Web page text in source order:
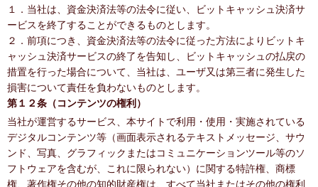
１．当社は、資金決済法等の法令に従い、ビットキャッシュ決済サ
ービスを終了することができるものとします。
２．前項につき、資金決済法等の法令に従った方法によりビットキ
ャッシュ決済サービスの終了を告知し、ビットキャッシュの払戻の
措置を行った場合について、当社は、ユーザ又は第三者に発生した
損害について責任を負わないものとします。
第１２条（コンテンツの権利）
当社が運営するサービス、本サイトで利用・使用・実施されている
デジタルコンテンツ等（画面表示されるテキストメッセージ、サウ
ンド、写真、グラフィックまたはコミュニケーションツール等のソ
フトウェアを含むが、これに限られない）に関する特許権、商標
権、著作権その他の知的財産権は、すべて当社またはその他の権利